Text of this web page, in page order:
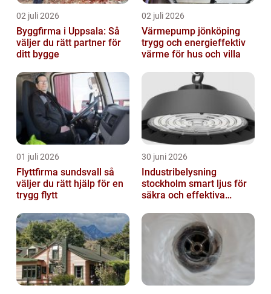
02 juli 2026
Byggfirma i Uppsala: Så
väljer du rätt partner för
ditt bygge
02 juli 2026
Värmepump jönköping
trygg och energieffektiv
värme för hus och villa
01 juli 2026
Flyttfirma sundsvall så
väljer du rätt hjälp för en
trygg flytt
30 juni 2026
Industribelysning
stockholm smart ljus för
säkra och effektiva